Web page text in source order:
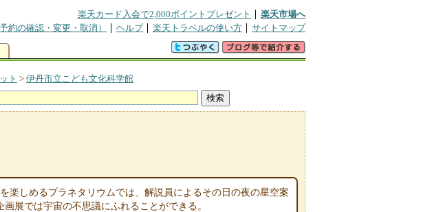
楽天カード入会で2,000ポイントプレゼント
楽天市場へ
約の確認・変更・取消） ヘルプ 楽天トラベルの使い方 サイトマップ
ト > 伊丹市立こども文化科学館
楽しめるプラネタリウムでは、解説員によるその日の夜の星空案
展では宇宙の不思議にふれることができる。